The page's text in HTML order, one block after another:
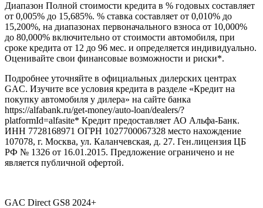
Диапазон Полной стоимости кредита в % годовых составляет
от 0,005% до 15,685%. % ставка составляет от 0,010% до
15,200%, на диапазонах первоначального взноса от 10,000%
до 80,000% включительно от стоимости автомобиля, при
сроке кредита от 12 до 96 мес. и определяется индивидуально.
Оценивайте свои финансовые возможности и риски*.
Подробнее уточняйте в официальных дилерских центрах
GAC. Изучите все условия кредита в разделе «Кредит на
покупку автомобиля у дилера» на сайте банка
https://alfabank.ru/get-money/auto-loan/dealers/?
platformId=alfasite* Кредит предоставляет АО Альфа-Банк.
ИНН 7728168971 ОГРН 1027700067328 место нахождение
107078, г. Москва, ул. Каланчевская, д. 27. Ген.лицензия ЦБ
РФ № 1326 от 16.01.2015. Предложение ограничено и не
является публичной офертой.
GAC Direct GS8 2024+